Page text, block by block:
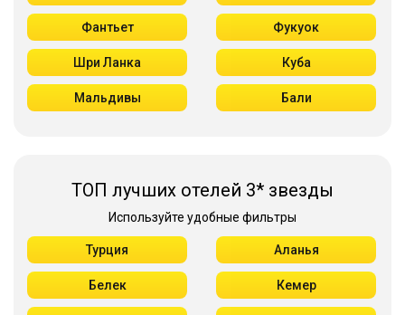
Фантьет Фукуок
Шри Ланка Куба
Мальдивы Бали
ТОП лучших отелей 3* звезды
Используйте удобные фильтры
Турция Аланья
Белек Кемер